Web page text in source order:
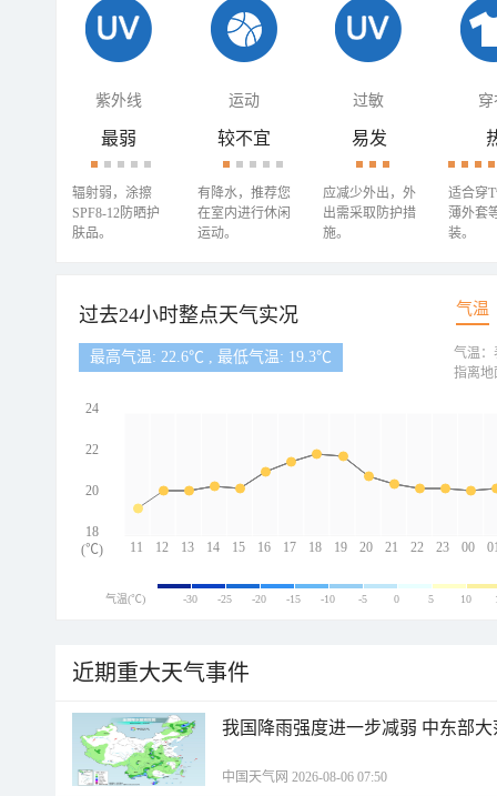
紫外线 运动 过敏 穿
最弱
辐射弱，涂擦
SPF8-12防晒护
肤品。
较不宜
有降水，推荐您
在室内进行休闲
运动。
易发
应减少外出，外
出需采取防护措
施。
适合穿
薄外套
装。
过去24小时整点天气实况 气温
最高气温: 22.6℃ , 最低气温: 19.3℃
11 12 13 14 15 16 17 18 19 20 21 22 23 00
24
22
20
18
(℃)
气温：
指离地
气温(℃) -30 -25 -20 -15 -10 -5 0 5 10
近期重大天气事件
我国降雨强度进一步减弱 中东部
中国天气网 2026-08-06 07:50